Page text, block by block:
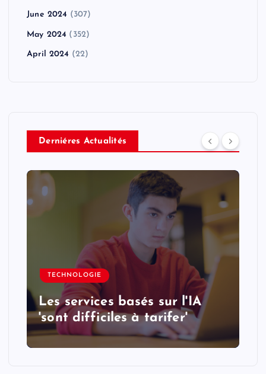
June 2024 (307)
May 2024 (352)
April 2024 (22)
Derniéres Actualités
TECHNOLOGIE
Les services basés sur l'IA
'sont difficiles à tarifer'